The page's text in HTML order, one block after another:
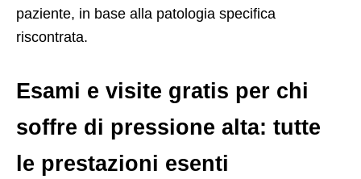
paziente, in base alla patologia specifica
riscontrata.
Esami e visite gratis per chi
soffre di pressione alta: tutte
le prestazioni esenti